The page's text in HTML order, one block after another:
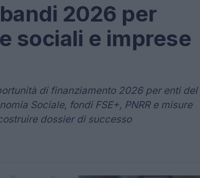
2026 per
sociali e imprese
di finanziamento 2026 per enti del
Sociale, fondi FSE+, PNRR e misure
dossier di successo